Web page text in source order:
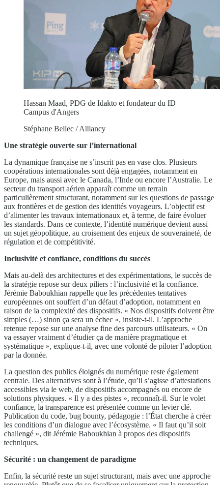
Hassan Maad, PDG de Idakto et fondateur du ID
Campus d'Angers
Stéphane Bellec / Alliancy
Une stratégie ouverte sur l’international
La dynamique française ne s’inscrit pas en vase clos. Plusieurs
coopérations internationales sont déjà engagées, notamment en
Europe, mais aussi avec le Canada, l’Inde ou encore l’Australie. Le
secteur du transport aérien apparaît comme un terrain
particulièrement structurant, notamment sur les questions de passage
aux frontières et de gestion des identités voyageurs. L’objectif est
d’alimenter les travaux internationaux et, à terme, de faire évoluer
les standards. Dans ce contexte, l’identité numérique devient aussi
un sujet géopolitique, au croisement des enjeux de souveraineté, de
régulation et de compétitivité.
Inclusivité et confiance, conditions du succès
Mais au-delà des architectures et des expérimentations, le succès de
la stratégie repose sur deux piliers : l’inclusivité et la confiance.
Jérémie Baboukhian rappelle que les précédentes tentatives
européennes ont souffert d’un défaut d’adoption, notamment en
raison de la complexité des dispositifs. « Nos dispositifs doivent être
simples (…) sinon ça sera un échec », insiste-t-il. L’approche
retenue repose sur une analyse fine des parcours utilisateurs. « On
va essayer vraiment d’étudier ça de manière pragmatique et
systématique », explique-t-il, avec une volonté de piloter l’adoption
par la donnée.
La question des publics éloignés du numérique reste également
centrale. Des alternatives sont à l’étude, qu’il s’agisse d’attestations
accessibles via le web, de dispositifs accompagnés ou encore de
solutions physiques. « Il y a des pistes », reconnaît-il. Sur le volet
confiance, la transparence est présentée comme un levier clé.
Publication du code, bug bounty, pédagogie : l’État cherche à créer
les conditions d’un dialogue avec l’écosystème. « Il faut qu’il soit
challengé », dit Jérémie Baboukhian à propos des dispositifs
techniques.
Sécurité : un changement de paradigme
Enfin, la sécurité reste un sujet structurant, mais avec une approche